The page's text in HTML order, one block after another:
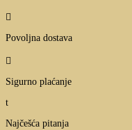

Povoljna dostava

Sigurno plaćanje
t
Najčešća pitanja